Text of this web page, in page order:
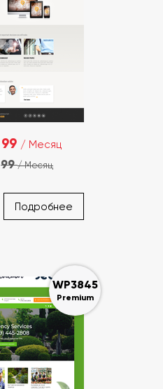
99 / Месяц
99/ Месяц
Подробнее
WP3845
Premium